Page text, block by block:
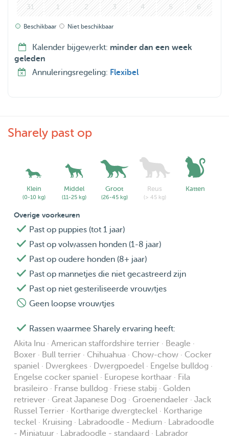
31 1 2 3 4 5 6
Beschikbaar Niet beschikbaar
Kalender bijgewerkt: minder dan een week
geleden
Annuleringsregeling: Flexibel
Sharely past op
Klein
(0-10 kg)
Middel
(11-25 kg)
Groot
(26-45 kg)
Reus
(> 45 kg)
Katten
Overige voorkeuren
Past op puppies (tot 1 jaar)
Past op volwassen honden (1-8 jaar)
Past op oudere honden (8+ jaar)
Past op mannetjes die niet gecastreerd zijn
Past op niet gesteriliseerde vrouwtjes
Geen loopse vrouwtjes
Rassen waarmee Sharely ervaring heeft:
Akita Inu · American staffordshire terrier · Beagle ·
Boxer · Bull terrier · Chihuahua · Chow-chow · Cocker
spaniel · Dwergkees · Dwergpoedel · Engelse bulldog ·
Engelse cocker spaniel · Europese korthaar · Fila
brasileiro · Franse bulldog · Friese stabij · Golden
retriever · Great Japanese Dog · Groenendaeler · Jack
Russel Terrier · Kortharige dwergteckel · Kortharige
teckel · Kruising · Labradoodle - Medium · Labradoodle
- Miniatuur · Labradoodle - standaard · Labrador